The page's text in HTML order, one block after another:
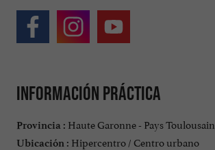
Información práctica
Provincia : Haute Garonne - Pays Toulousain
Ubicación : Hipercentro / Centro urbano